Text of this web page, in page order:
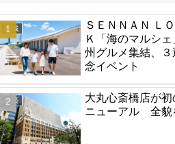
地域
ＳＥＮＮＡＮ Ｌ
Ｋ「海のマルシ
州グルメ集結、
念イベント
経済
大丸心斎橋店が初
ニューアル 全貌